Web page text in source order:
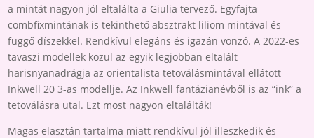
a mintát nagyon jól eltalálta a Giulia tervező. Egyfajta
combfixmintának is tekinthető absztrakt liliom mintával és
függő díszekkel. Rendkívül elegáns és igazán vonzó. A 2022-es
tavaszi modellek közül az egyik legjobban eltalált
harisnyanadrágja az orientalista tetoválásmintával ellátott
Inkwell 20 3-as modellje. Az Inkwell fantázianévből is az “ink” a
tetoválásra utal. Ezt most nagyon eltalálták!
Magas elasztán tartalma miatt rendkívül jól illeszkedik és